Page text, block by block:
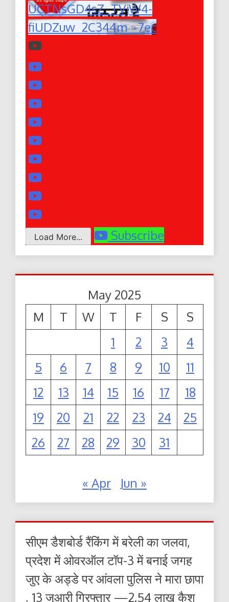
UCTNsGD4sZ_TVjW4-
fiUDZuw_2C344m_-7ec
Load More... Subscribe
May 2025
M
T W T F S
S
1
2 3
4
5
6 7 8 9 10
11
12
13 14 15 16 17
18
19
20 21 22 23 24
25
26
27 28 29 30 31
« Apr Jun »
सीएम डैशबोर्ड रैंकिंग में बरेली का जलवा,
प्रदेश में ओवरऑल टॉप-3 में बनाई जगह
जुए के अड्डे पर आंवला पुलिस ने मारा छापा
, 13 जुआरी गिरफ्तार —2.54 लाख कैश